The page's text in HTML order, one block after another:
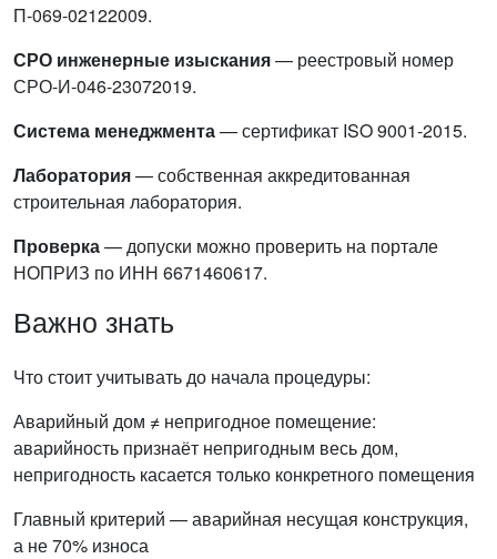
П-069-02122009.
СРО инженерные изыскания— реестровый номер
СРО-И-046-23072019.
Система менеджмента— сертификат ISO 9001-2015.
Лаборатория— собственная аккредитованная
строительная лаборатория.
Проверка— допуски можно проверить на портале
НОПРИЗ по ИНН 6671460617.
Важно знать
Что стоит учитывать до начала процедуры:
Аварийный дом ≠ непригодное помещение:
аварийность признаёт непригодным весь дом,
непригодность касается только конкретного помещения
Главный критерий — аварийная несущая конструкция,
а не 70% износа